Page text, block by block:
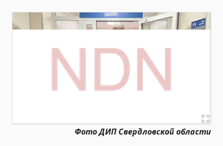
Фото ДИП Свердловской области